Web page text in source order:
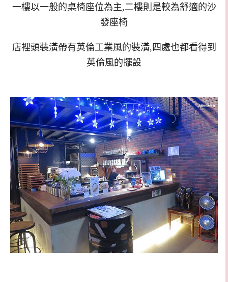
一樓以一般的桌椅座位為主,二樓則是較為舒適的沙
發座椅
店裡頭裝潢帶有英倫工業風的裝潢,四處也都看得到
英倫風的擺設